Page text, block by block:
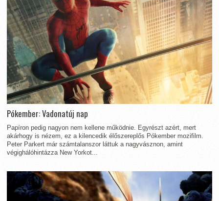
Pókember: Vadonatúj nap
Papíron pedig nagyon nem kellene működnie. Egyrészt azért, mert
akárhogy is nézem, ez a kilencedik élőszereplős Pókember mozifilm.
Peter Parkert már számtalanszor láttuk a nagyvásznon, amint
végighálóhintázza New Yorkot...